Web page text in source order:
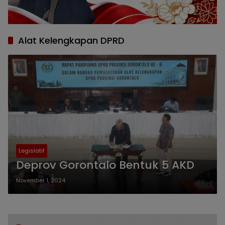
Alat Kelengkapan DPRD
Legislatif
Deprov Gorontalo Bentuk 5 AKD
November 1, 2024